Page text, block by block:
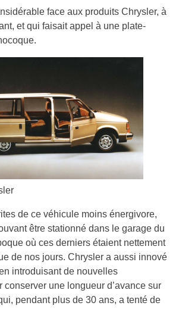
face aux produits Chrysler, à
et qui faisait appel à une plate-
de ce véhicule moins énergivore,
être stationné dans le garage du
où ces derniers étaient nettement
de nos jours. Chrysler a aussi innové
introduisant de nouvelles
conserver une longueur d’avance sur
pendant plus de 30 ans, a tenté de